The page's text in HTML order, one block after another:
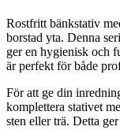
Rostfritt bänkstativ
borstad yta. Denna
ger en hygienisk och
är perfekt för både
För att ge din
komplettera stativet
sten eller trä. Detta